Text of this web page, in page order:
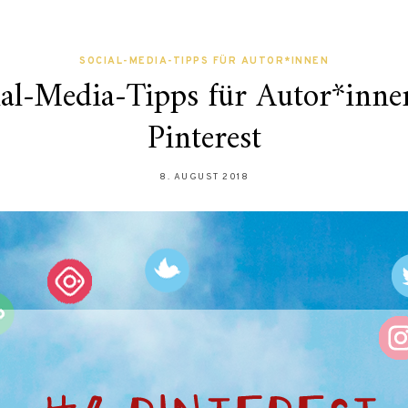
SOCIAL-MEDIA-TIPPS FÜR AUTOR*INNEN
Media-Tipps für
Pinterest
8. AUGUST 2018